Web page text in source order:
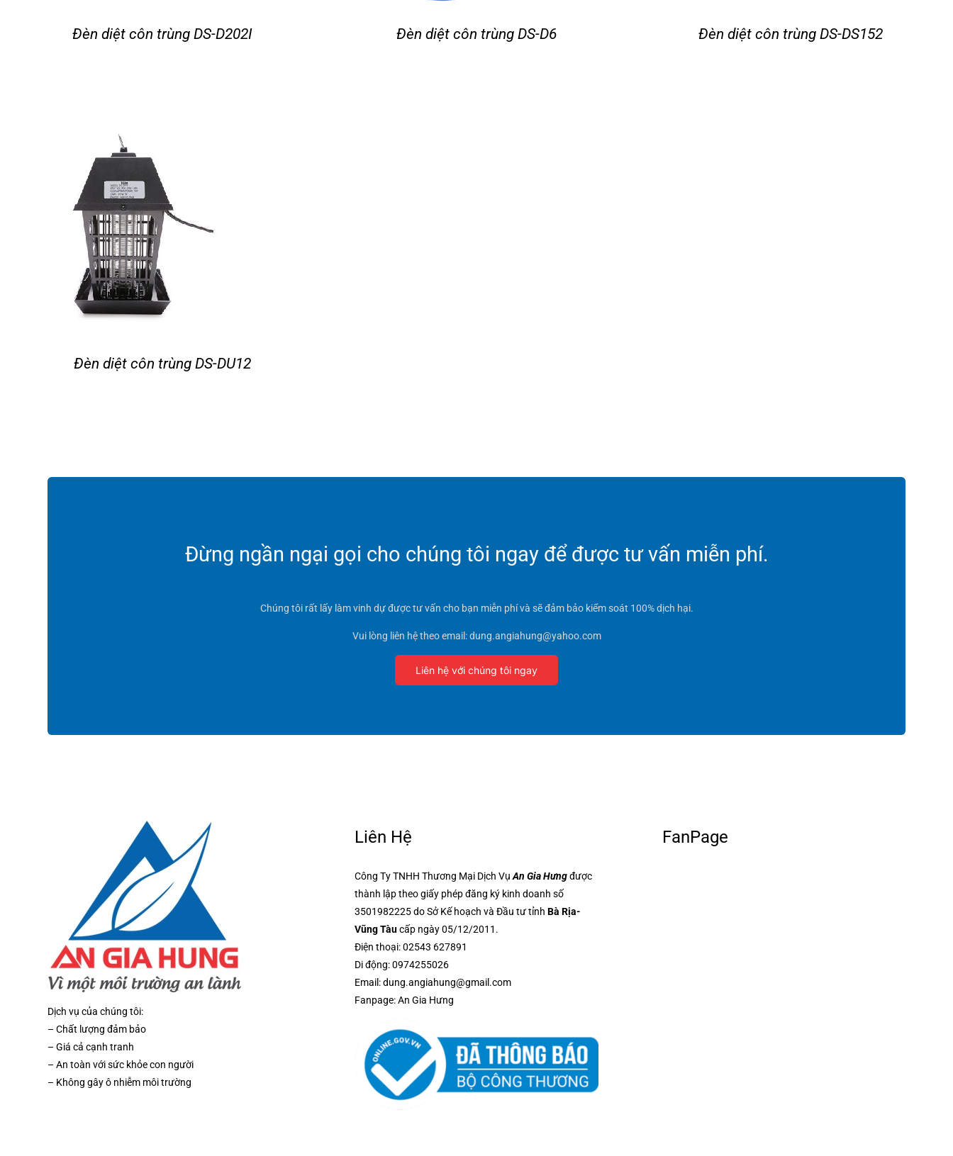
Đèn diệt côn trùng DS-D202I Đèn diệt côn trùng DS-D6 Đèn diệt côn trùng DS-DS152
Đèn diệt côn trùng DS-DU12
Đừng ngần ngại gọi cho chúng tôi ngay để được tư vấn miễn phí.
Chúng tôi rất lấy làm vinh dự được tư vấn cho bạn miễn phí và sẽ đảm bảo kiểm soát 100% dịch hại.
Vui lòng liên hệ theo email: dung.angiahung@yahoo.com
Liên hệ với chúng tôi ngay
Dịch vụ của chúng tôi:
– Chất lượng đảm bảo
– Giá cả cạnh tranh
– An toàn với sức khỏe con người
– Không gây ô nhiễm môi trường
Liên Hệ
Công Ty TNHH Thương Mại Dịch Vụ An Gia Hưngđược
thành lập theo giấy phép đăng ký kinh doanh số
3501982225 do Sở Kế hoạch và Đầu tư tỉnhBà Rịa-
Vũng Tàucấp ngày 05/12/2011.
Điện thoại:02543 627891
Di động:0974255026
Email:dung.angiahung@gmail.com
Fanpage:An Gia Hưng
FanPage